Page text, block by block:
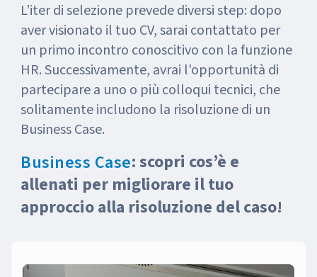
L’iter di selezione prevede diversi step: dopo
aver visionato il tuo CV, sarai contattato per
un primo incontro conoscitivo con la funzione
HR. Successivamente, avrai l'opportunità di
partecipare a uno o più colloqui tecnici, che
solitamente includono la risoluzione di un
Business Case.
Business Case: scopri cos’è e
allenati per migliorare il tuo
approccio alla risoluzione del caso!